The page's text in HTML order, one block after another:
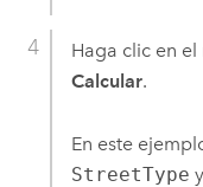
Haga clic en
Calcular.
En este
StreetType